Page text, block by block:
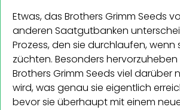
Etwas, das Brothers Grimm Seeds
anderen Saatgutbanken
Prozess, den sie durchlaufen, wenn
züchten. Besonders hervorzuheben
Brothers Grimm Seeds viel
wird, was genau sie eigentlich
bevor sie überhaupt mit einem